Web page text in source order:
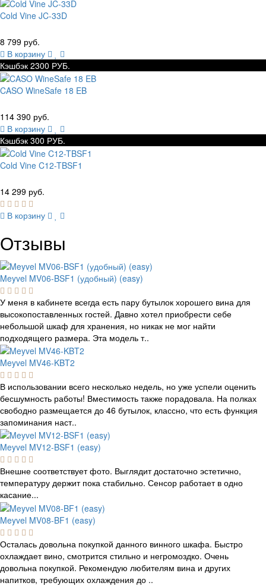
Cold Vine JC-33D
8 799 руб.
В корзину
Кэшбэк 2300 РУБ.
CASO WineSafe 18 EB
114 390 руб.
В корзину
Кэшбэк 300 РУБ.
Cold Vine C12-TBSF1
14 299 руб.
В корзину
Отзывы
Meyvel MV06-BSF1 (удобный) (easy)
У меня в кабинете всегда есть пару бутылок хорошего вина для
высокопоставленных гостей. Давно хотел приобрести себе
небольшой шкаф для хранения, но никак не мог найти
подходящего размера. Эта модель т..
Meyvel MV46-KBT2
В использовании всего несколько недель, но уже успели оценить
бесшумность работы! Вместимость также порадовала. На полках
свободно размещается до 46 бутылок, классно, что есть функция
запоминания наст..
Meyvel MV12-BSF1 (easy)
Внешне соответствует фото. Выглядит достаточно эстетично,
температуру держит пока стабильно. Сенсор работает в одно
касание...
Meyvel MV08-BF1 (easy)
Осталась довольна покупкой данного винного шкафа. Быстро
охлаждает вино, смотрится стильно и негромоздко. Очень
довольна покупкой. Рекомендую любителям вина и других
напитков, требующих охлаждения до ..